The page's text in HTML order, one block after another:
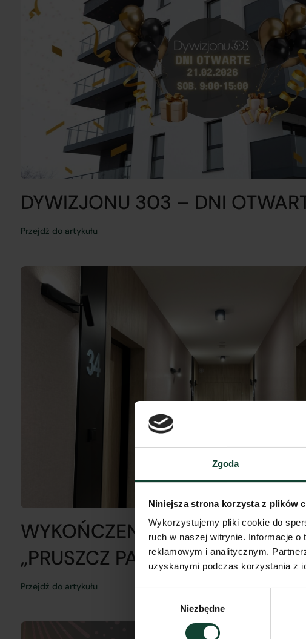
Zgoda
Niniejsza strona korzysta z plików
Wykorzystujemy pliki cookie do
ruch w naszej witrynie. Informacje
reklamowym i analitycznym.
uzyskanymi podczas korzystania z
Niezbędne
DYWIZJONU 303 – DNI
Przejdź do artykułu
WYKOŃCZENIE KLATEK
„PRUSZCZ PARK” BUDYNEK E
Przejdź do artykułu